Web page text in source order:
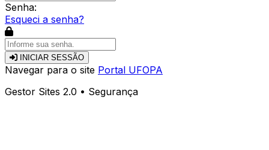
Senha:
Esqueci a senha?
INICIAR SESSÃO
Navegar para o site Portal UFOPA
Gestor Sites 2.0 • Segurança